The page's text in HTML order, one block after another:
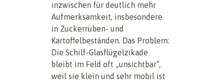
inzwischen für deutlich mehr
Aufmerksamkeit, insbesondere
in Zuckerrüben- und
Kartoffelbeständen. Das Problem:
Die Schilf-Glasflügelzikade
bleibt im Feld oft „unsichtbar“,
weil sie klein und sehr mobil ist